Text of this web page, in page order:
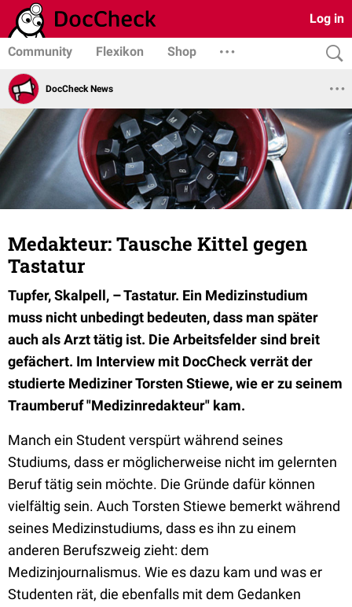
Log in
Community Flexikon Shop
DocCheck News
Medakteur: Tausche Kittel gegen
Tastatur
Tupfer, Skalpell, – Tastatur. Ein Medizinstudium
muss nicht unbedingt bedeuten, dass man später
auch als Arzt tätig ist. Die Arbeitsfelder sind breit
gefächert. Im Interview mit DocCheck verrät der
studierte Mediziner Torsten Stiewe, wie er zu seinem
Traumberuf "Medizinredakteur" kam.
Manch ein Student verspürt während seines
Studiums, dass er möglicherweise nicht im gelernten
Beruf tätig sein möchte. Die Gründe dafür können
vielfältig sein. Auch Torsten Stiewe bemerkt während
seines Medizinstudiums, dass es ihn zu einem
anderen Berufszweig zieht: dem
Medizinjournalismus. Wie es dazu kam und was er
Studenten rät, die ebenfalls mit dem Gedanken